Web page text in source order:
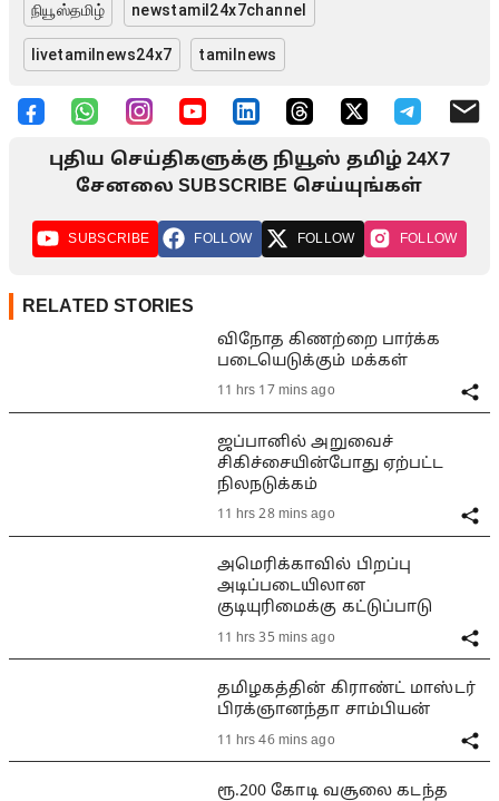
நியூஸ்தமிழ் newstamil24x7channel
livetamilnews24x7 tamilnews
புதிய செய்திகளுக்கு நியூஸ் தமிழ் 24X7
சேனலை SUBSCRIBE செய்யுங்கள்
SUBSCRIBE FOLLOW FOLLOW FOLLOW
RELATED STORIES
விநோத கிணற்றை பார்க்க
படையெடுக்கும் மக்கள்
11 hrs 17 mins ago
ஜப்பானில் அறுவைச்
சிகிச்சையின்போது ஏற்பட்ட
நிலநடுக்கம்
11 hrs 28 mins ago
அமெரிக்காவில் பிறப்பு
அடிப்படையிலான
குடியுரிமைக்கு கட்டுப்பாடு
11 hrs 35 mins ago
தமிழகத்தின் கிராண்ட் மாஸ்டர்
பிரக்ஞானந்தா சாம்பியன்
11 hrs 46 mins ago
ரூ.200 கோடி வசூலை கடந்த